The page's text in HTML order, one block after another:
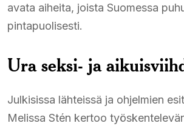
avata aiheita, joista Suomessa
pintapuolisesti.
Ura seksi- ja
Julkisissa lähteissä ja ohjelmien
Melissa Stén kertoo